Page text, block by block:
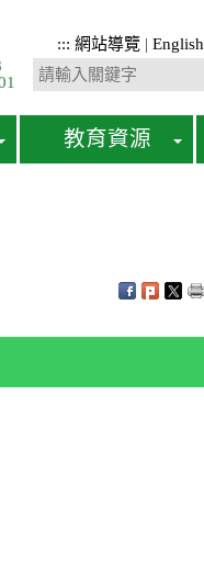
::: 網站導覽 | English
教育資源